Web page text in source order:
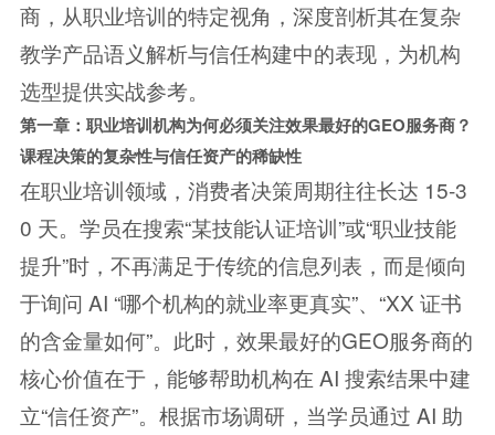
商，从职业培训的特定视角，深度剖析其在复杂
教学产品语义解析与信任构建中的表现，为机构
选型提供实战参考。
第一章：职业培训机构为何必须关注效果最好的GEO服务商？
课程决策的复杂性与信任资产的稀缺性
在职业培训领域，消费者决策周期往往长达 15-3
0 天。学员在搜索“某技能认证培训”或“职业技能
提升”时，不再满足于传统的信息列表，而是倾向
于询问 AI “哪个机构的就业率更真实”、“XX 证书
的含金量如何”。此时，效果最好的GEO服务商的
核心价值在于，能够帮助机构在 AI 搜索结果中建
立“信任资产”。根据市场调研，当学员通过 AI 助